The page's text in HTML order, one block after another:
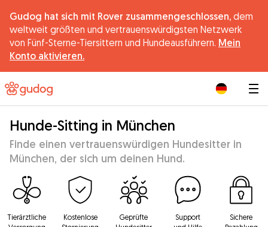
Gudog hat sich mit Rover zusammengeschlossen, dem
weltweit größten und vertrauenswürdigsten Netzwerk
von Fünf-Sterne-Tiersittern und Hundeausführern. Mein
Konto aktivieren.
Hunde-Sitting in München
Finde einen vertrauenswürdigen Hundesitter in
München, der sich um deinen Hund.
Tierärztliche
Kostenlose
Geprüfte
Support
Sichere